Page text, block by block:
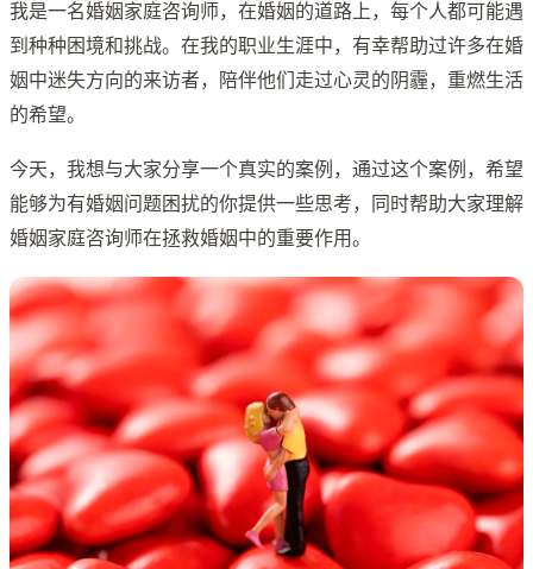
我是一名婚姻家庭咨询师，在婚姻的道路上，每个人都可能遇
到种种困境和挑战。在我的职业生涯中，有幸帮助过许多在婚
姻中迷失方向的来访者，陪伴他们走过心灵的阴霾，重燃生活
的希望。
今天，我想与大家分享一个真实的案例，通过这个案例，希望
能够为有婚姻问题困扰的你提供一些思考，同时帮助大家理解
婚姻家庭咨询师在拯救婚姻中的重要作用。